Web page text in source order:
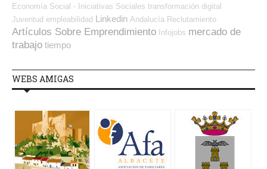
Economía Social - Iniciativas Sociales transformación digital
Juventud empleabilidad Linkedin Andalucía Reclutamiento
Artículos Sobre Emprendimiento Infojobs mercado de
trabajo tiempo
WEBS AMIGAS